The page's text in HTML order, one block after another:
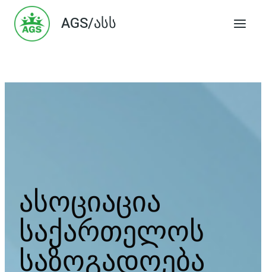
Skip
content
AGS/ასს
ასოციაცია
საქართელოს
საზოგადოება